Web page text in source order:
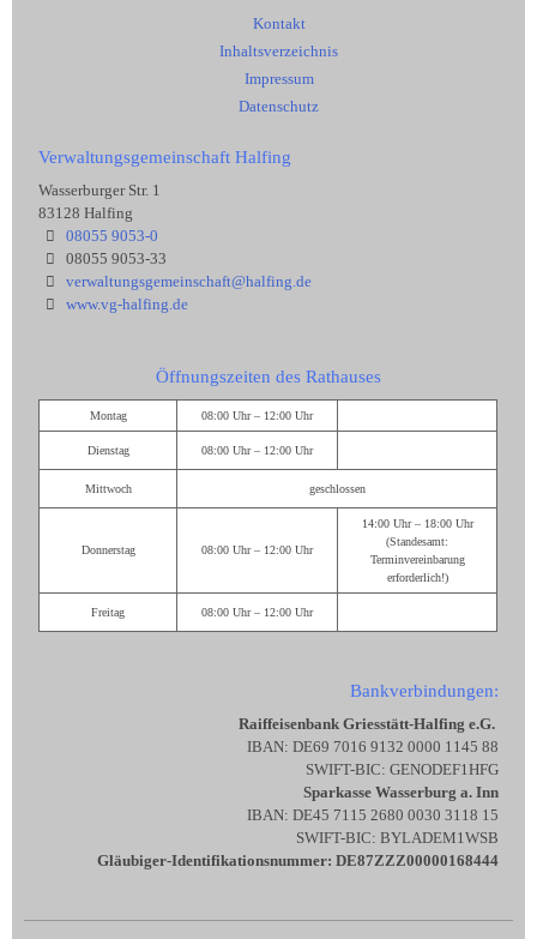
Kontakt
Inhaltsverzeichnis
Impressum
Datenschutz
Verwaltungsgemeinschaft Halfing
Wasserburger Str. 1
83128 Halfing
08055 9053-0
08055 9053-33
verwaltungsgemeinschaft@halfing.de
www.vg-halfing.de
Öffnungszeiten des Rathauses
Montag 08:00 Uhr – 12:00 Uhr
Dienstag 08:00 Uhr – 12:00 Uhr
Mittwoch geschlossen
Donnerstag 08:00 Uhr – 12:00 Uhr
14:00 Uhr – 18:00 Uhr
(Standesamt:
Terminvereinbarung
erforderlich!)
Freitag 08:00 Uhr – 12:00 Uhr
Bankverbindungen:
Raiffeisenbank Griesstätt-Halfing e.G.
IBAN: DE69 7016 9132 0000 1145 88
SWIFT-BIC: GENODEF1HFG
Sparkasse Wasserburg a. Inn
IBAN: DE45 7115 2680 0030 3118 15
SWIFT-BIC: BYLADEM1WSB
Gläubiger-Identifikationsnummer: DE87ZZZ00000168444